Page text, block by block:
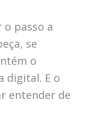
o passo a
se
o
digital. E o
entender de